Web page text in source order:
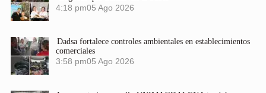
4:18 pm05 Ago 2026
Dadsa fortalece controles ambientales en establecimientos
comerciales
3:58 pm05 Ago 2026